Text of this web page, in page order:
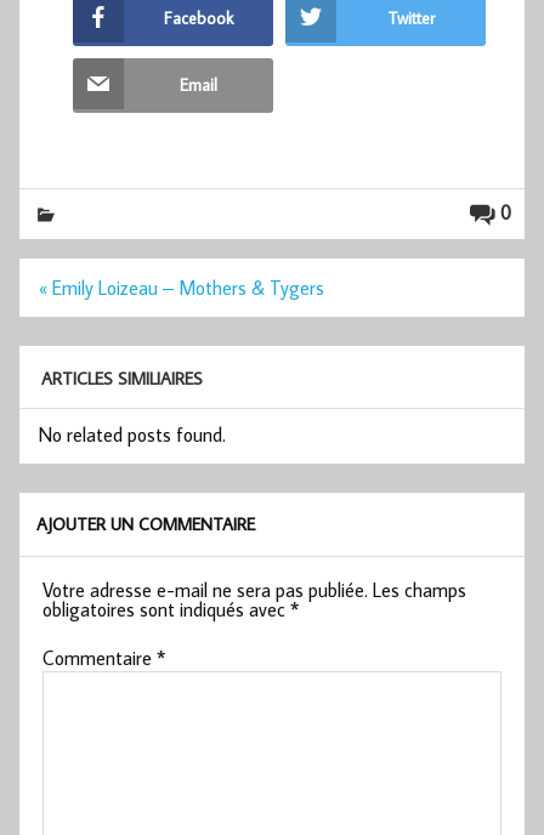
Facebook Twitter
Email
0
Navigation
« Emily Loizeau – Mothers & Tygers
ARTICLES SIMILIAIRES
No related posts found.
AJOUTER UN COMMENTAIRE
Votre adresse e-mail ne sera pas publiée. Les champs
obligatoires sont indiqués avec*
Commentaire*